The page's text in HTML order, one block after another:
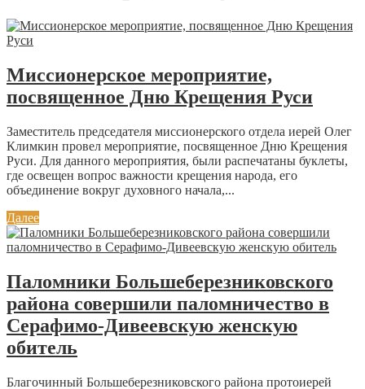
Миссионерское мероприятие,
посвященное Дню Крещения Руси
Заместитель председателя миссионерского отдела иерей Олег
Климкин провел мероприятие, посвященное Дню Крещения
Руси. Для данного мероприятия, были распечатаны буклеты,
где освещен вопрос важности крещения народа, его
объединение вокруг духовного начала,...
Далее
Паломники Большеберезниковского
района совершили паломничество в
Серафимо-Дивеевскую женскую
обитель
Благочинный Большеберезниковского района протоиерей